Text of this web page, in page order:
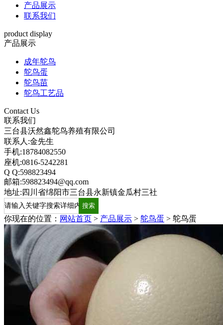
产品展示
联系我们
product display
产品展示
成年鸵鸟
鸵鸟蛋
鸵鸟苗
鸵鸟工艺品
Contact Us
联系我们
三台县沃然鑫鸵鸟养殖有限公司
联系人:金先生
手机:18784082550
座机:0816-5242281
Q Q:598823494
邮箱:598823494@qq.com
地址:四川省绵阳市三台县永新镇金瓜村三社
你现在的位置： 网站首页 > 产品展示 > 鸵鸟蛋 > 鸵鸟蛋